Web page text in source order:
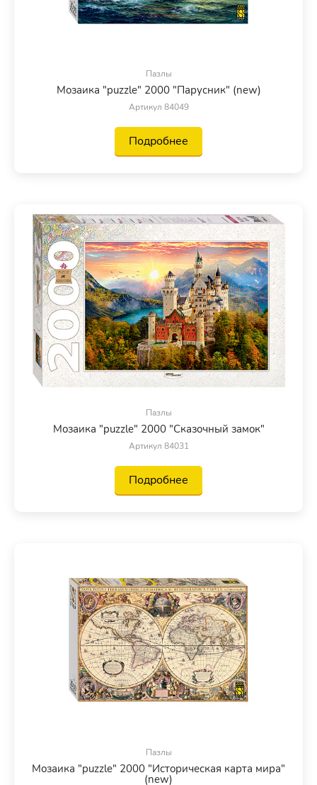
Пазлы
Мозаика "puzzle" 2000 "Парусник" (new)
Артикул 84049
Подробнее
Пазлы
Мозаика "puzzle" 2000 "Сказочный замок"
Артикул 84031
Подробнее
Пазлы
Мозаика "puzzle" 2000 "Историческая карта мира"
(new)